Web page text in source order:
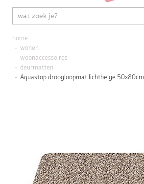
home
wonen
woonaccessoires
deurmatten
Aquastop droogloopmat lichtbeige 50x80cm